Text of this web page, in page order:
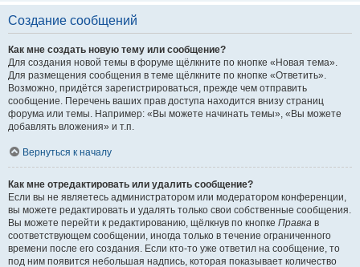
Создание сообщений
Как мне создать новую тему или сообщение?
Для создания новой темы в форуме щёлкните по кнопке «Новая тема».
Для размещения сообщения в теме щёлкните по кнопке «Ответить».
Возможно, придётся зарегистрироваться, прежде чем отправить
сообщение. Перечень ваших прав доступа находится внизу страниц
форума или темы. Например: «Вы можете начинать темы», «Вы можете
добавлять вложения» и т.п.
Вернуться к началу
Как мне отредактировать или удалить сообщение?
Если вы не являетесь администратором или модератором конференции,
вы можете редактировать и удалять только свои собственные сообщения.
Вы можете перейти к редактированию, щёлкнув по кнопке Правка в
соответствующем сообщении, иногда только в течение ограниченного
времени после его создания. Если кто-то уже ответил на сообщение, то
под ним появится небольшая надпись, которая показывает количество